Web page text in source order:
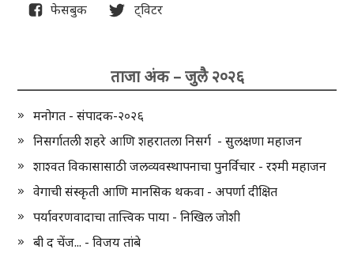
फेसबुक ट्विटर
ताजा अंक – जुलै २०२६
मनोगत - संपादक-२०२६
निसर्गातली शहरे आणि शहरातला निसर्ग - सुलक्षणा महाजन
शाश्वत विकासासाठी जलव्यवस्थापनाचा पुनर्विचार - रश्मी महाजन
वेगाची संस्कृती आणि मानसिक थकवा - अपर्णा दीक्षित
पर्यावरणवादाचा तात्त्विक पाया - निखिल जोशी
बी द चेंज... - विजय तांबे